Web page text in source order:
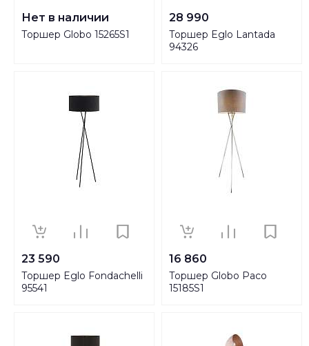
Нет в наличии
Торшер Globo 15265S1
28 990
Торшер Eglo Lantada
94326
23 590
Торшер Eglo Fondachelli
95541
16 860
Торшер Globo Paco
15185S1